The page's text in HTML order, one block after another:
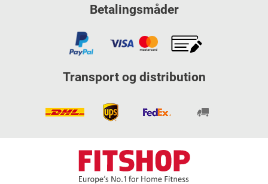
Betalingsmåder
Transport og distribution